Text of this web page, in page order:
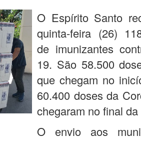
O Espírito Santo
quinta-feira (26)
de imunizantes
19. São 58.500
que chegam no
60.400 doses da
chegaram no final
O envio aos